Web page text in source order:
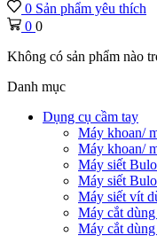
0 Sản phẩm yêu thích
0 0
Không có sản phẩm nào
Danh mục
Dụng cụ cầm tay
Máy khoan/
Máy khoan/
Máy siết
Máy siết
Máy siết vít
Máy cắt
Máy cắt